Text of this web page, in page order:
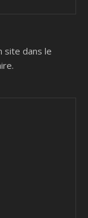
site dans le